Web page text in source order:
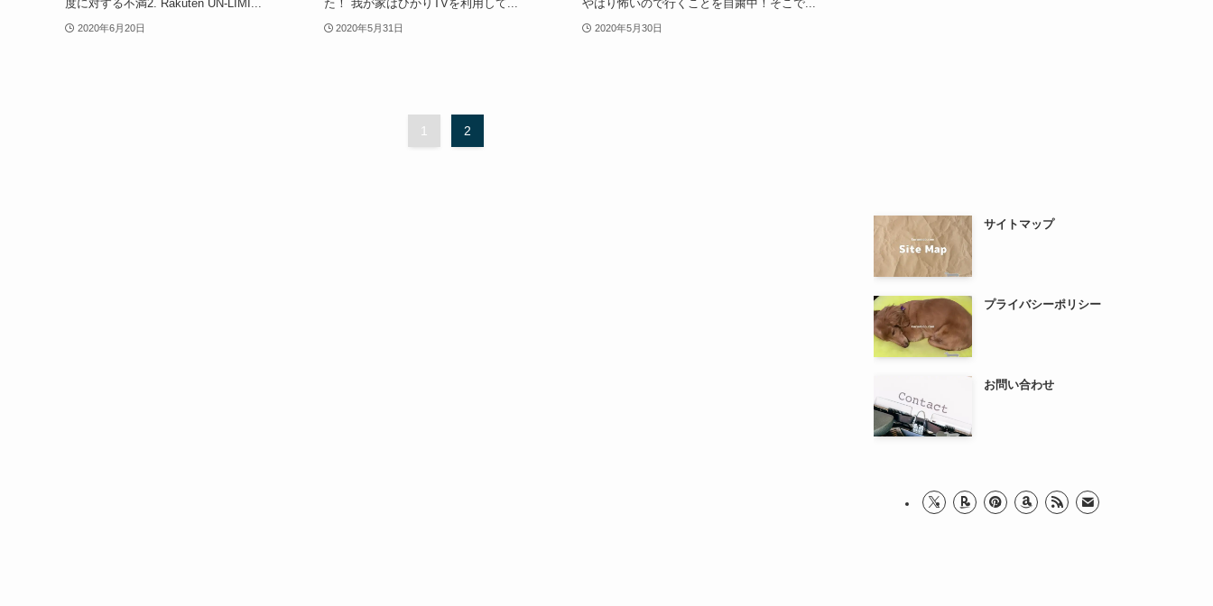
度に対する不満2. Rakuten UN-LIMI...
2020年6月20日
た！ 我が家はひかりTVを利用して...
2020年5月31日
やはり怖いので行くことを自粛中！そこで...
2020年5月30日
1 2
サイトマップ
プライバシーポリシー
お問い合わせ